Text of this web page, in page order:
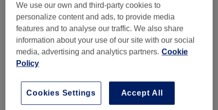
Scholieren meisjes 12 t/m 17 jaar -
knippen
30 minsShow Details
€39,50
Browse services
Knippen En Stylen (10)
We use our own and third-party cookies to
personalize content and ads, to provide media
features and to analyse our traffic. We also share
information about your use of our site with our social
media, advertising and analytics partners. Cookie
Policy
Accept All
Cookies Settings